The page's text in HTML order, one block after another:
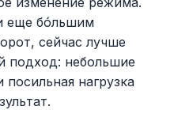
еще бóльшим
сейчас лучше
подход: небольшие
нагрузка